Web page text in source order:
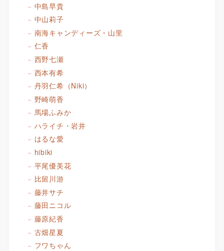
中島早貴
中山莉子
南海キャンディーズ・山里
仁香
西野七瀬
西本有希
丹羽仁希（Niki）
野崎萌香
馬場ふみか
ハライチ・岩井
はるな愛
hibiki
平尾優美花
比留川游
藤井サチ
藤田ニコル
藤原紀香
古畑星夏
フワちゃん